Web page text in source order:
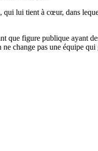
lui tient à cœur, dans
que figure publique ayant
change pas une équipe qui